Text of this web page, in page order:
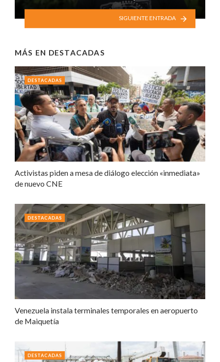
SIGUIENTE ENTRADA
MÁS EN DESTACADAS
Activistas piden a mesa de diálogo elección «inmediata»
de nuevo CNE
DESTACADAS
Venezuela instala terminales temporales en aeropuerto
de Maiquetía
DESTACADAS
DESTACADAS